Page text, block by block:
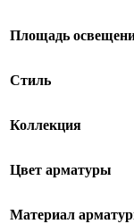
Площадь
Стиль
Коллекция
Цвет арматуры
Материал